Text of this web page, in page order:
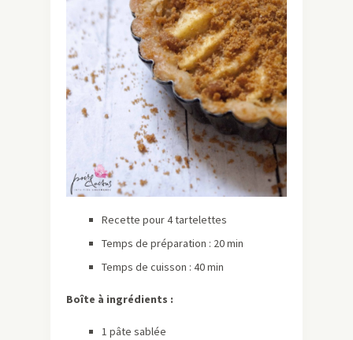
Recette pour 4 tartelettes
Temps de préparation : 20 min
Temps de cuisson : 40 min
Boîte à ingrédients :
1 pâte sablée